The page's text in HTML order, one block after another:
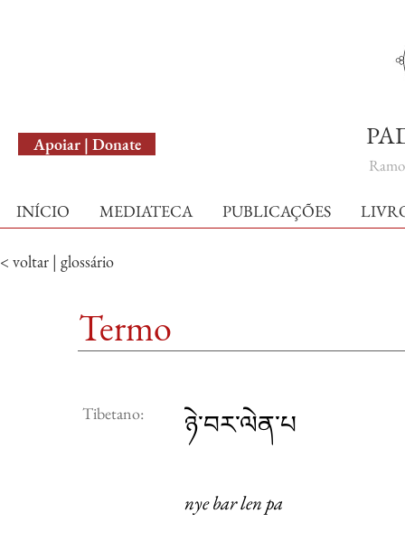
Apoiar | Donate
INÍCIO MEDIATECA PUBLICAÇÕES
< voltar | glossário
Termo
Tibetano: ཉེ་བར་ལེན་པ
nye bar len pa